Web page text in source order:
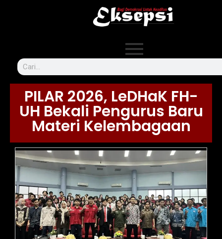
PILAR 2026, LeDHaK FH-
UH Bekali Pengurus Baru
Materi Kelembagaan